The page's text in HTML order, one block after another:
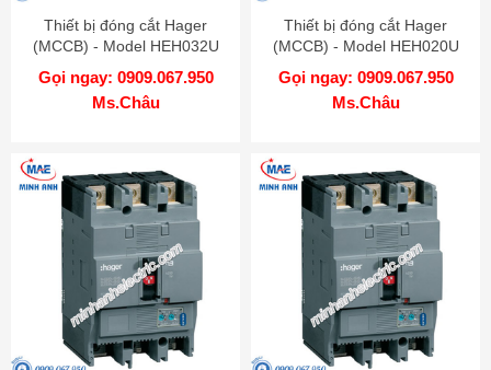
Thiết bị đóng cắt Hager
(MCCB) - Model HEH032U
Gọi ngay: 0909.067.950
Ms.Châu
Thiết bị đóng cắt Hager
(MCCB) - Model HEH020U
Gọi ngay: 0909.067.950
Ms.Châu